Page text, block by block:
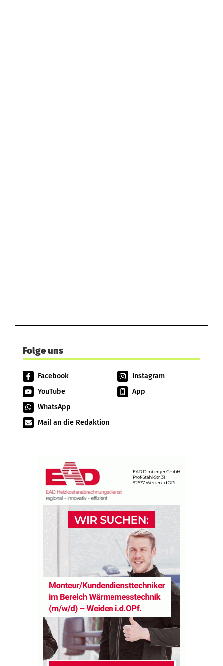
Folge uns
Facebook
Instagram
YouTube
App
WhatsApp
Mail an die Redaktion